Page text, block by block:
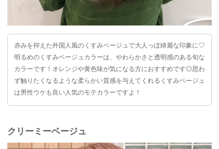
赤みを抑えた外国人風のくすみベージュで大人っぽ綺麗な印象に♡
明るめのくすみベージュカラーは、やわらかさと透明感のある旬な
カラーです！オレンジや黄色味が気になる方におすすめです◎思わ
ず触りたくなるような柔らかい質感を与えてくれるくすみベージュ
は男性ウケも良い人気のモテカラーですよ！
クリーミーベージュ